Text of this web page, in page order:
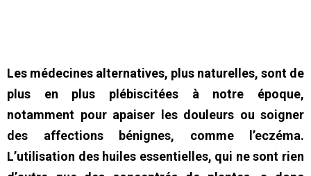
Les médecines alternatives, plus naturelles, sont de
plus en plus plébiscitées à notre époque,
notamment pour apaiser les douleurs ou soigner
des affections bénignes, comme l’eczéma.
L’utilisation des huiles essentielles, qui ne sont rien